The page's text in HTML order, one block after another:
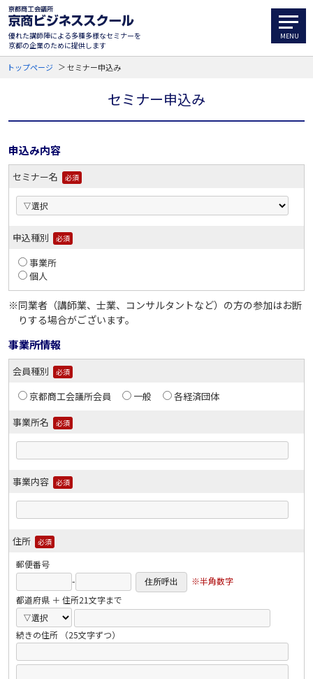
優れた講師陣による多種多様なセミナーを
京都の企業のために提供します
トップページ セミナー申込み
セミナー申込み
申込み内容
セミナー名 必須
申込種別 必須
事業所
個人
※同業者（講師業、士業、コンサルタントなど）の方の参加はお断
りする場合がございます。
事業所情報
会員種別 必須
京都商工会議所会員 一般
各経済団体
事業所名
必須
事業内容 必須
住所 必須
郵便番号
-
※半角数字
都道府県 ＋ 住所21文字まで
続きの住所 （25文字ずつ）